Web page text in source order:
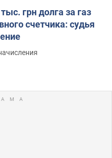
грн долга за газ
счетчика: судья